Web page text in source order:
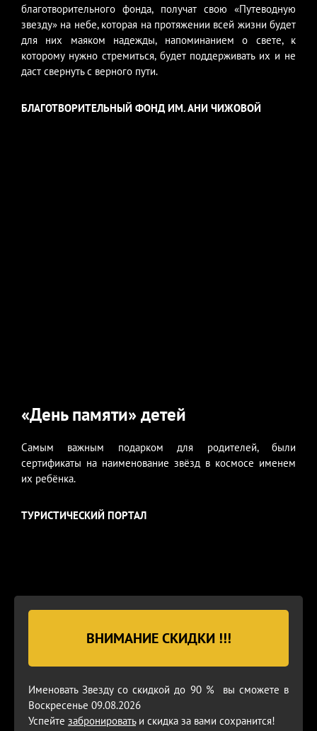
благотворительного фонда, получат свою «Путеводную
звезду» на небе, которая на протяжении всей жизни будет
для них маяком надежды, напоминанием о свете, к
которому нужно стремиться, будет поддерживать их и не
даст свернуть с верного пути.
БЛАГОТВОРИТЕЛЬНЫЙ ФОНД ИМ. АНИ ЧИЖОВОЙ
«День памяти» детей
Самым важным подарком для родителей, были
сертификаты на наименование звёзд в космосе именем
их ребёнка.
ТУРИСТИЧЕСКИЙ ПОРТАЛ
ВНИМАНИЕ СКИДКИ !!!
Именовать Звезду со скидкой до 90 % вы сможете в
Воскресенье 09.08.2026
Успейте забронироватьи скидка за вами сохранится!